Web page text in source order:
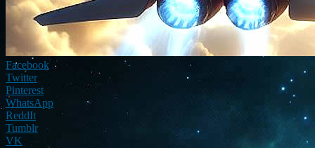
Facebook
Twitter
Pinterest
WhatsApp
ReddIt
Tumblr
VK